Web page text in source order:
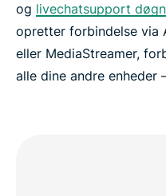
og livechatsupport
opretter forbindelse via
eller MediaStreamer,
alle dine andre enheder